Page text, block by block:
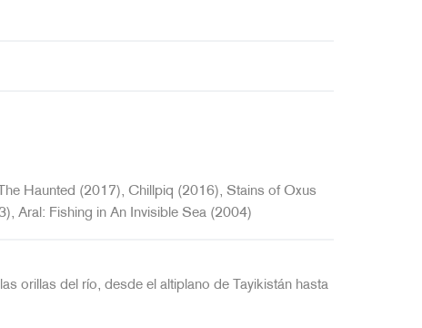
Haunted (2017), Chillpiq (2016), Stains of Oxus
Aral: Fishing in An Invisible Sea (2004)
orillas del río, desde el altiplano de Tayikistán hasta